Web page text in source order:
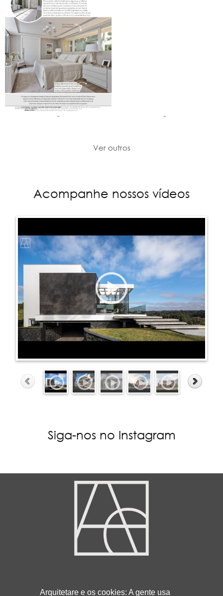
Ver outros
Acompanhe nossos vídeos
Siga-nos no Instagram
413013-5521 41
Arquitetare e os cookies: A gente usa